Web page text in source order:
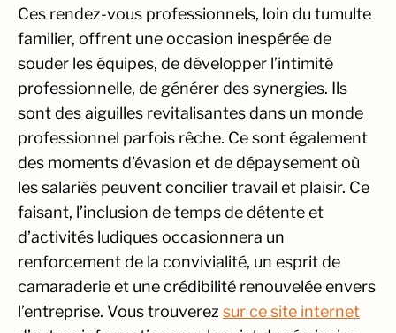
Ces rendez-vous professionnels, loin du tumulte
familier, offrent une occasion inespérée de
souder les équipes, de développer l’intimité
professionnelle, de générer des synergies. Ils
sont des aiguilles revitalisantes dans un monde
professionnel parfois rêche. Ce sont également
des moments d’évasion et de dépaysement où
les salariés peuvent concilier travail et plaisir. Ce
faisant, l’inclusion de temps de détente et
d’activités ludiques occasionnera un
renforcement de la convivialité, un esprit de
camaraderie et une crédibilité renouvelée envers
l’entreprise. Vous trouverez sur ce site internet